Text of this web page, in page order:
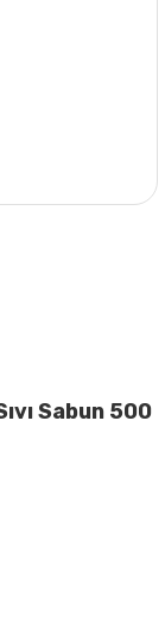
Sabun 500